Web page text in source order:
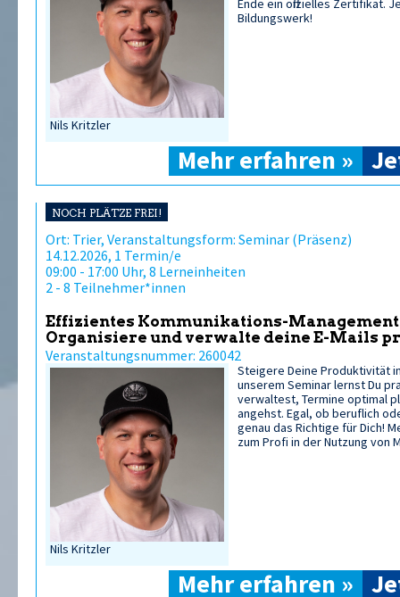
Nils Kritzler
Ende ein offizielles Zertifikat.
Bildungswerk!
Mehr erfahren »
NOCH PLÄTZE FREI!
Ort: Trier, Veranstaltungsform: Seminar (Präsenz)
14.12.2026, 1 Termin/e
09:00 - 17:00 Uhr, 8 Lerneinheiten
2 - 8 Teilnehmer*innen
Effizientes Kommunikations-
Organisiere und verwalte deine E-Mails
Veranstaltungsnummer: 260042
Nils Kritzler
Steigere Deine Produktivität
unserem Seminar lernst Du
verwaltest, Termine optimal
angehst. Egal, ob beruflich
genau das Richtige für Dich!
zum Profi in der Nutzung von
Mehr erfahren »